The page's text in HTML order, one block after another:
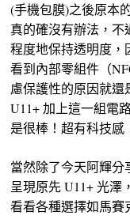
(手機包膜)之後原本
真的確沒有辦法，
程度地保持透明度，
看到內部零組件（
慮保護性的原因就
U11+ 加上這一組電
是很棒！超有科技感
當然除了今天阿輝
呈現原先 U11+ 光澤
看看各種選擇如馬賽